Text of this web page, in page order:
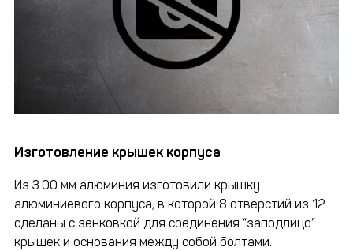
Изготовление крышек корпуса
Из 3.00 мм алюминия изготовили крышку
алюминиевого корпуса, в которой 8 отверстий из 12
сделаны с зенковкой для соединения “заподлицо”
крышек и основания между собой болтами.